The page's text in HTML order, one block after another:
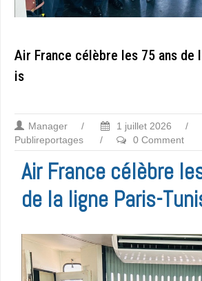
Air France célèbre les 75 ans de
is
Manager / 1 juillet 2026 /
Publireportages
/ 0 Comment
Air France célèbre
de la ligne Paris-